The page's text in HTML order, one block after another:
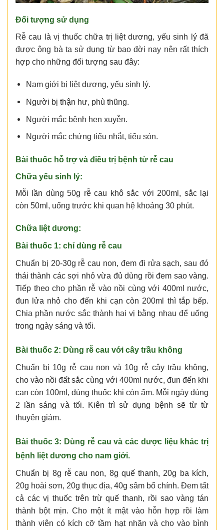
Đối tượng sử dụng
Rễ cau là vị thuốc chữa trị liệt dương, yếu sinh lý đã
được ông bà ta sử dụng từ bao đời nay nên rất thích
hợp cho những đối tượng sau đây:
Nam giới bị liệt dương, yếu sinh lý.
Người bị thận hư, phù thũng.
Người mắc bệnh hen xuyễn.
Người mắc chứng tiểu nhắt, tiểu són.
Bài thuốc hỗ trợ và điều trị bệnh từ rễ cau
Chữa yếu sinh lý:
Mỗi lần dùng 50g rễ cau khô sắc với 200ml, sắc lại
còn 50ml, uống trước khi quan hệ khoảng 30 phút.
Chữa liệt dương:
Bài thuốc 1: chỉ dùng rễ cau
Chuẩn bị 20-30g rễ cau non, đem đi rửa sạch, sau đó
thái thành các sợi nhỏ vừa đủ dùng rồi đem sao vàng.
Tiếp theo cho phần rễ vào nồi cùng với 400ml nước,
đun lửa nhỏ cho đến khi cạn còn 200ml thì tắp bếp.
Chia phần nước sắc thành hai vị bằng nhau để uống
trong ngày sáng và tối.
Bài thuốc 2: Dùng rễ cau với cây trầu không
Chuẩn bị 10g rễ cau non và 10g rễ cây trầu không,
cho vào nồi đất sắc cùng với 400ml nước, đun đến khi
cạn còn 100ml, dùng thuốc khi còn ấm. Mỗi ngày dùng
2 lần sáng và tối. Kiên trì sử dụng bệnh sẽ từ từ
thuyên giảm.
Bài thuốc 3: Dùng rễ cau và các dược liệu khác trị
bệnh liệt dương cho nam giới.
Chuẩn bị 8g rễ cau non, 8g quế thanh, 20g ba kích,
20g hoài sơn, 20g thục địa, 40g sâm bổ chính. Đem tất
cả các vị thuốc trên trừ quế thanh, rồi sao vàng tán
thành bột mịn. Cho một ít mật vào hỗn hợp rồi làm
thành viên có kích cỡ tầm hạt nhãn và cho vào bình